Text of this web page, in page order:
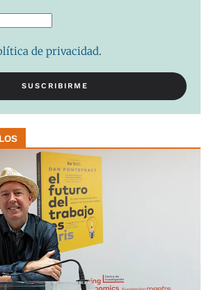
de privacidad.